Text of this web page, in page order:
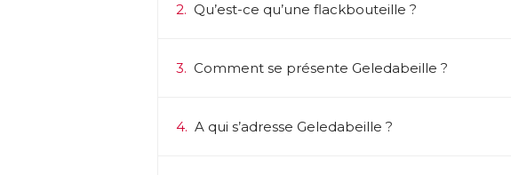
2. Qu’est-ce qu’une flackbouteille ?
3. Comment se présente Geledabeille ?
4. A qui s’adresse Geledabeille ?